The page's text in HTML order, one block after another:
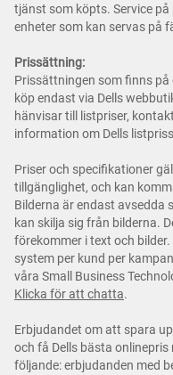
tjänst som köpts. Service
enheter som kan servas på
Prissättning:
Prissättningen som finns
köp endast via Dells
hänvisar till listpriser,
information om Dells
Priser och specifikationer
tillgänglighet, och kan
Bilderna är endast avsedda
kan skilja sig från bilderna.
förekommer i text och
system per kund per
våra Small Business
Klicka för att chatta.
Erbjudandet om att spara
och få Dells bästa
följande: erbjudanden med